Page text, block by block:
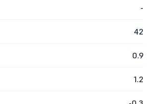
-
42
0.9
1.2